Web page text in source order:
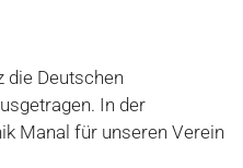
die Deutschen
In der
Manal für unseren Verein